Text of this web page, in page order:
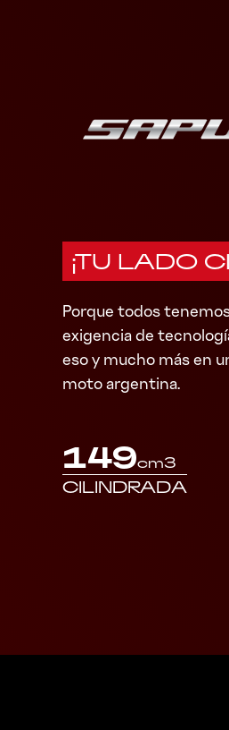
¡TU LADO
Porque todos
exigencia de
eso y mucho más en
moto argentina.
149cm3
CILINDRADA